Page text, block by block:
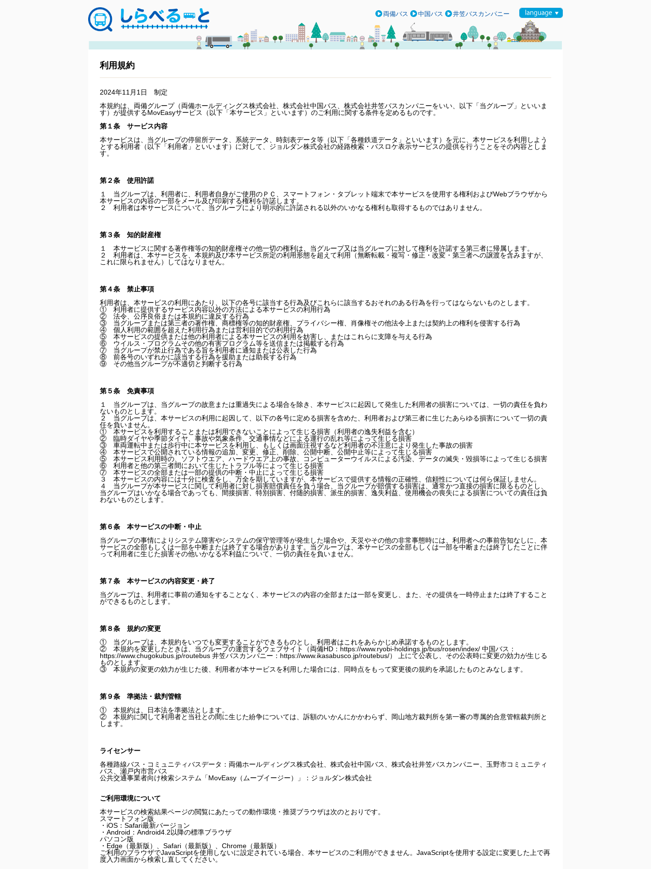
両備バス 中国バス 井笠バスカンパニー
利用規約
2024年11月1日 制定
本規約は、両備グループ（両備ホールディングス株式会社、株式会社中国バス、株式会社井笠バスカンパニーをいい、以下「当グループ」といいま
す）が提供するMovEasyサービス（以下「本サービス」といいます）のご利用に関する条件を定めるものです。
第１条 サービス内容
本サービスは、当グループの停留所データ、系統データ、時刻表データ等（以下「各種鉄道データ」といいます）を元に、本サービスを利用しよう
とする利用者（以下「利用者」といいます）に対して、ジョルダン株式会社の経路検索・バスロケ表示サービスの提供を行うことをその内容としま
す。
第２条 使用許諾
１ 当グループは、利用者に、利用者自身がご使用のＰＣ、スマートフォン・タブレット端末で本サービスを使用する権利およびWebブラウザから
本サービスの内容の一部をメール及び印刷する権利を許諾します。
２ 利用者は本サービスについて、当グループにより明示的に許諾される以外のいかなる権利も取得するものではありません。
第３条 知的財産権
１ 本サービスに関する著作権等の知的財産権その他一切の権利は、当グループ又は当グループに対して権利を許諾する第三者に帰属します。
２ 利用者は、本サービスを、本規約及び本サービス所定の利用形態を超えて利用（無断転載・複写・修正・改変・第三者への譲渡を含みますが、
これに限られません）してはなりません。
第４条 禁止事項
利用者は、本サービスの利用にあたり、以下の各号に該当する行為及びこれらに該当するおそれのある行為を行ってはならないものとします。
① 利用者に提供するサービス内容以外の方法による本サービスの利用行為
② 法令、公序良俗または本規約に違反する行為
③ 当グループまたは第三者の著作権、商標権等の知的財産権、プライバシー権、肖像権その他法令上または契約上の権利を侵害する行為
④ 個人利用の範囲を超えた利用行為または営利目的での利用行為
⑤ 本サービスの提供または他の利用者による本サービスの利用を妨害し、またはこれらに支障を与える行為
⑥ ウイルス・プログラムその他の有害プログラム等を送信または掲載する行為
⑦ 当グループが禁止行為である旨を利用者に通知または公表した行為
⑧ 前各号のいずれかに該当する行為を援助または助長する行為
⑨ その他当グループが不適切と判断する行為
第５条 免責事項
１ 当グループは、当グループの故意または重過失による場合を除き、本サービスに起因して発生した利用者の損害については、一切の責任を負わ
ないものとします。
２ 当グループは、本サービスの利用に起因して、以下の各号に定める損害を含めた、利用者および第三者に生じたあらゆる損害について一切の責
任を負いません。
① 本サービスを利用することまたは利用できないことによって生じる損害（利用者の逸失利益を含む）
② 臨時ダイヤや季節ダイヤ、事故や気象条件、交通事情などによる運行の乱れ等によって生じる損害
③ 車両運転中または歩行中に本サービスを利用し、もしくは画面注視するなど利用者の不注意により発生した事故の損害
④ 本サービスで公開されている情報の追加、変更、修正、削除、公開中断、公開中止等によって生じる損害
⑤ 本サービス利用時の、ソフトウエア、ハードウエア上の事故、コンピューターウイルスによる汚染、データの滅失・毀損等によって生じる損害
⑥ 利用者と他の第三者間において生じたトラブル等によって生じる損害
⑦ 本サービスの全部または一部の提供の中断・中止によって生じる損害
３ 本サービスの内容には十分に検査をし、万全を期していますが、本サービスで提供する情報の正確性、信頼性については何ら保証しません。
４ 当グループが本サービスに関して利用者に対し損害賠償責任を負う場合、当グループが賠償する損害は、通常かつ直接の損害に限るものとし、
当グループはいかなる場合であっても、間接損害、特別損害、付随的損害、派生的損害、逸失利益、使用機会の喪失による損害についての責任は負
わないものとします。
第６条 本サービスの中断・中止
当グループの事情によりシステム障害やシステムの保守管理等が発生した場合や、天災やその他の非常事態時には、利用者への事前告知なしに、本
サービスの全部もしくは一部を中断または終了する場合があります。当グループは、本サービスの全部もしくは一部を中断または終了したことに伴
って利用者に生じた損害その他いかなる不利益について、一切の責任を負いません。
第７条 本サービスの内容変更・終了
当グループは、利用者に事前の通知をすることなく、本サービスの内容の全部または一部を変更し、また、その提供を一時停止または終了すること
ができるものとします。
第８条 規約の変更
① 当グループは、本規約をいつでも変更することができるものとし、利用者はこれをあらかじめ承諾するものとします。
② 本規約を変更したときは、当グループの運営するウェブサイト（両備HD：https://www.ryobi-holdings.jp/bus/rosen/index/ 中国バス：
https://www.chugokubus.jp/routebus 井笠バスカンパニー：https://www.ikasabusco.jp/routebus/） 上にて公表し、その公表時に変更の効力が生じる
ものとします。
③ 本規約の変更の効力が生じた後、利用者が本サービスを利用した場合には、同時点をもって変更後の規約を承認したものとみなします。
第９条 準拠法・裁判管轄
① 本規約は、日本法を準拠法とします。
② 本規約に関して利用者と当社との間に生じた紛争については、訴額のいかんにかかわらず、岡山地方裁判所を第一審の専属的合意管轄裁判所と
します。
ライセンサー
各種路線バス・コミュニティバスデータ：両備ホールディングス株式会社、株式会社中国バス、株式会社井笠バスカンパニー、玉野市コミュニティ
バス、瀬戸内市営バス
公共交通事業者向け検索システム「MovEasy（ムーブイージー）」：ジョルダン株式会社
ご利用環境について
本サービスの検索結果ページの閲覧にあたっての動作環境・推奨ブラウザは次のとおりです。
スマートフォン版
・iOS：Safari最新バージョン
・Android：Android4.2以降の標準ブラウザ
パソコン版
・Edge（最新版）、Safari（最新版）、Chrome（最新版）
ご利用のブラウザでJavaScriptを使用しないに設定されている場合、本サービスのご利用ができません。JavaScriptを使用する設定に変更した上で再
度入力画面から検索し直してください。